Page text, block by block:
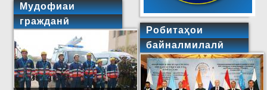
Мудофиаи
гражданӣ
Робитаҳои
байналмилалӣ